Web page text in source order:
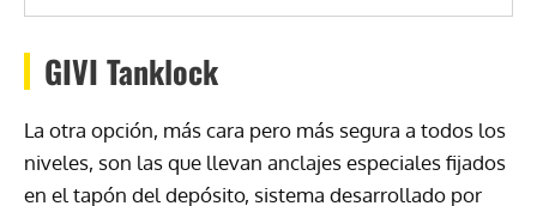
GIVI Tanklock
La otra opción, más cara pero más segura a todos los
niveles, son las que llevan anclajes especiales fijados
en el tapón del depósito, sistema desarrollado por